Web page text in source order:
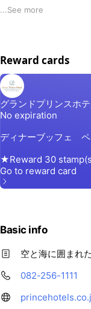
観光スポット（瀬戸
...See more
Reward cards
Basic info
空と海に囲まれ
082-256-1111